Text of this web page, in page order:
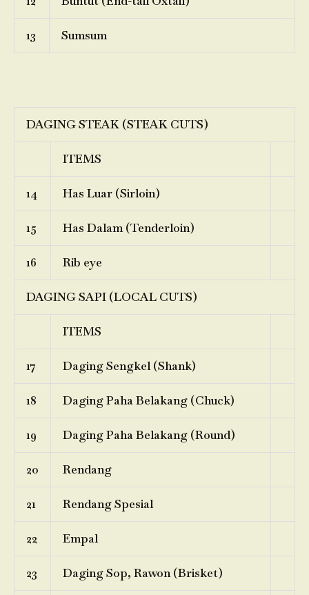
13 Sumsum
DAGING STEAK (STEAK CUTS)
ITEMS
14 Has Luar (Sirloin)
15 Has Dalam (Tenderloin)
16 Rib eye
DAGING SAPI (LOCAL CUTS)
ITEMS
17 Daging Sengkel (Shank)
18 Daging Paha Belakang (Chuck)
19 Daging Paha Belakang (Round)
20 Rendang
21 Rendang Spesial
22 Empal
23 Daging Sop, Rawon (Brisket)